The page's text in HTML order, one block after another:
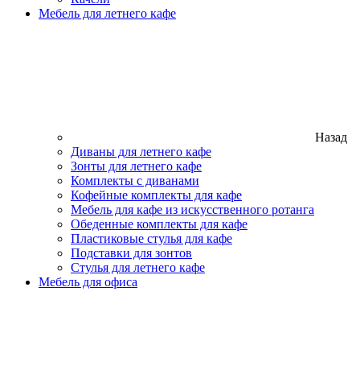
Мебель для летнего кафе
Назад
Диваны для летнего кафе
Зонты для летнего кафе
Комплекты с диванами
Кофейные комплекты для кафе
Мебель для кафе из искусственного ротанга
Обеденные комплекты для кафе
Пластиковые стулья для кафе
Подставки для зонтов
Стулья для летнего кафе
Мебель для офиса